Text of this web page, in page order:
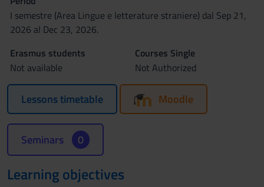
I semestre (Area Lingue e letterature straniere) dal Sep 21,
2026 al Dec 23, 2026.
Erasmus students
Not available
Courses Single
Not Authorized
Lessons timetable Moodle
Seminars 0
Learning objectives